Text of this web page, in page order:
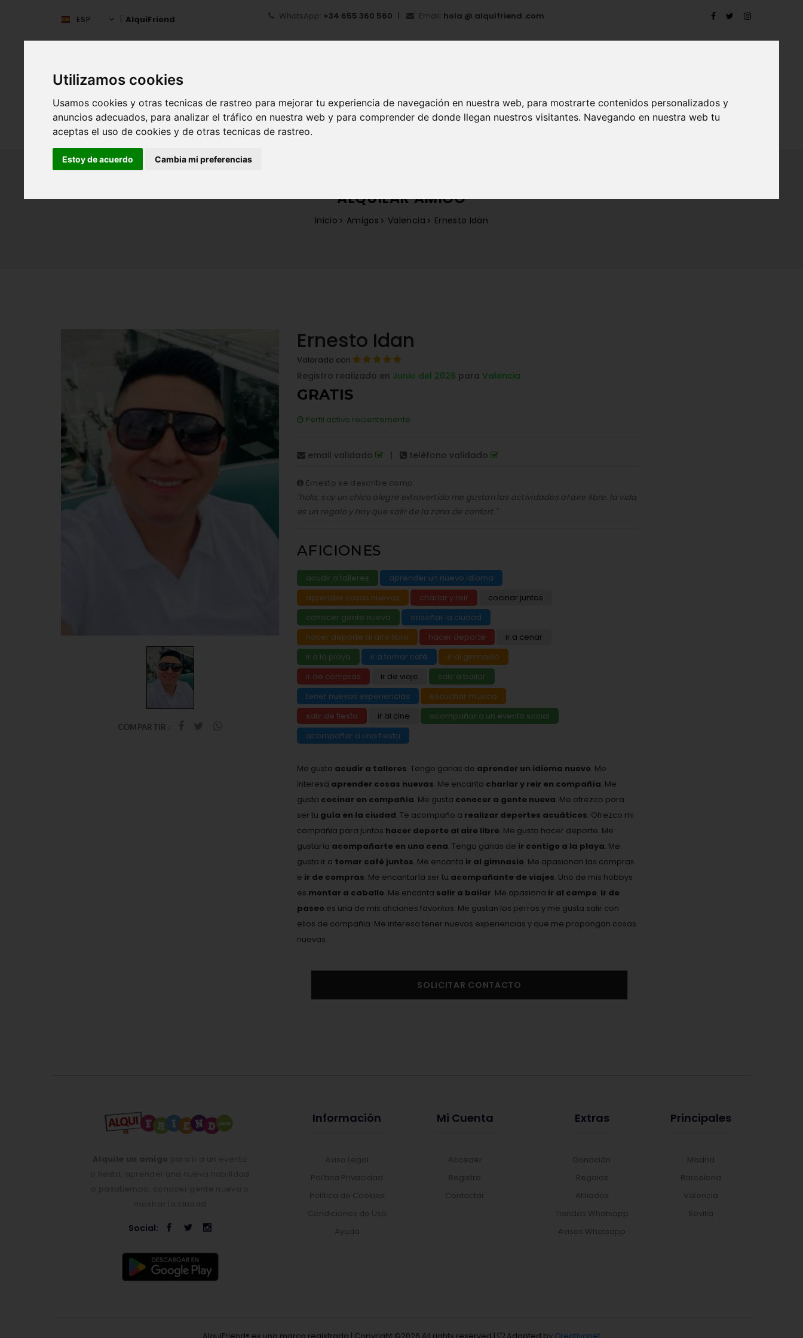
Utilizamos cookies
Usamos cookies y otras tecnicas de rastreo para mejorar tu experiencia de navegación en nuestra web, para mostrarte contenidos personalizados y
anuncios adecuados, para analizar el tráfico en nuestra web y para comprender de donde llegan nuestros visitantes. Navegando en nuestra web tu
aceptas el uso de cookies y de otras tecnicas de rastreo.
Estoy de acuerdo Cambia mi preferencias
ESP AlquiFriend WhatsApp: +34 655 360 560 Email: hola @ alquifriend .com
ESPAÑA INICIO ¿QUÉ ES ALQUIFRIEND?
ALQUILAR AMIGO
Inicio Amigos Valencia Ernesto Idan
COMPARTIR :
Ernesto Idan
Valorado con
Registro realizado en Junio del 2026 para Valencia
GRATIS
Perfil activo recientemente
email validado | teléfono validado
Ernesto se describe como:
"hola, soy un chico alegre extrovertido me gustan las actividades al aire libre. la vida
es un regalo y hay que salir de la zona de confort."
AFICIONES
acudir a talleres
aprender un nuevo idioma
aprender cosas nuevas
charlar y reir
cocinar juntos
conocer gente nueva
enseñar la ciudad
hacer deporte al aire libre
hacer deporte
ir a cenar
ir a la playa
ir a tomar café
ir al gimnasio
ir de compras
ir de viaje
salir a bailar
tener nuevas experiencias
escuchar música
salir de fiesta
ir al cine
acompañar a un evento social
acompañar a una fiesta
Me gusta acudir a talleres. Tengo ganas de aprender un idioma nuevo. Me
interesa aprender cosas nuevas. Me encanta charlar y reir en compañía. Me
gusta cocinar en compañía. Me gusta conocer a gente nueva. Me ofrezco para
ser tu guía en la ciudad. Te acompaño a realizar deportes acuáticos. Ofrezco mi
compañia para juntos hacer deporte al aire libre. Me gusta hacer deporte. Me
gustaría acompañarte en una cena. Tengo ganas de ir contigo a la playa. Me
gusta ir a tomar café juntos. Me encanta ir al gimnasio. Me apasionan las compras
e ir de compras. Me encantaría ser tu acompañante de viajes. Uno de mis hobbys
es montar a caballo. Me encanta salir a bailar. Me apasiona ir al campo. Ir de
paseo es una de mis aficiones favoritas. Me gustan los perros y me gusta salir con
ellos de compañia. Me interesa tener nuevas experiencias y que me propongan cosas
nuevas.
SOLICITAR CONTACTO
Social:
Información
Aviso Legal
Política Privacidad
Política de Cookies
Condiciones de Uso
Ayuda
Mi Cuenta
Acceder
Registro
Contactar
Extras
Donación
Regalos
Afiliados
Tiendas Whatsapp
Avisos Whatsapp
Principales
Madrid
Barcelona
Valencia
Sevilla
AlquiFriend® es una marca registrada | Copyright ©2026 All rights reserved | Adapted by Creativanet